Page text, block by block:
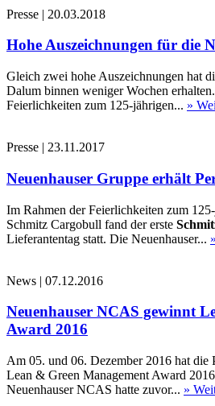
Presse | 20.03.2018
Hohe Auszeichnungen für die
Gleich zwei hohe Auszeichnungen hat
Dalum binnen weniger Wochen
Feierlichkeiten zum 125-jährigen... »
Presse | 23.11.2017
Neuenhauser Gruppe erhält
Im Rahmen der Feierlichkeiten zum
Schmitz Cargobull fand der erste
Lieferantentag statt. Die Neuenhauser...
News | 07.12.2016
Neuenhauser NCAS gewinnt
Award 2016
Am 05. und 06. Dezember 2016 hat die
Lean & Green Management Award
Neuenhauser NCAS hatte zuvor... »